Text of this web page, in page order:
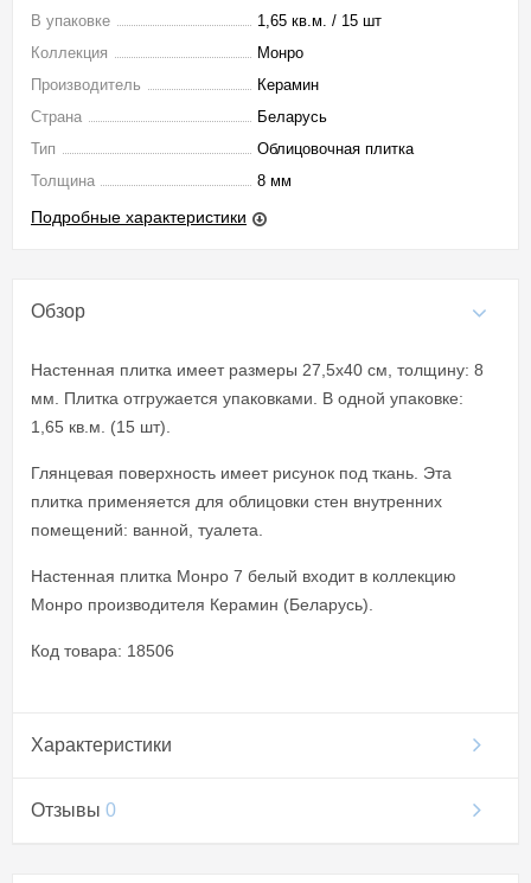
В упаковке
1,65 кв.м. / 15 шт
Коллекция
Монро
Производитель
Керамин
Страна
Беларусь
Тип
Облицовочная плитка
Толщина
8 мм
Подробные характеристики
Обзор
Настенная плитка имеет размеры 27,5x40 см, толщину: 8
мм. Плитка отгружается упаковками. В одной упаковке:
1,65 кв.м. (15 шт).
Глянцевая поверхность имеет рисунок под ткань. Эта
плитка применяется для облицовки стен внутренних
помещений: ванной, туалета.
Настенная плитка Монро 7 белый входит в коллекцию
Монро производителя Керамин (Беларусь).
Код товара: 18506
Характеристики
Отзывы 0